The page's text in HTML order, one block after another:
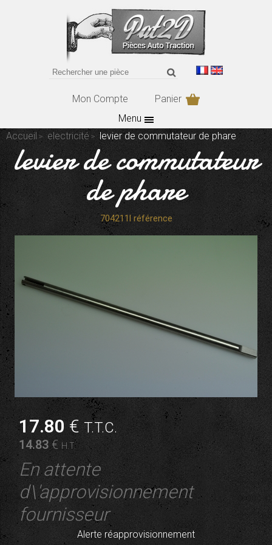
Mon Compte
Panier
Menu
Accueil
electricité levier de commutateur de phare
levier de commutateur
de phare
704211l référence
17.80€T.T.C.
14.83 € H.T.
En attente
d\'approvisionnement
fournisseur
Alerte réapprovisionnement